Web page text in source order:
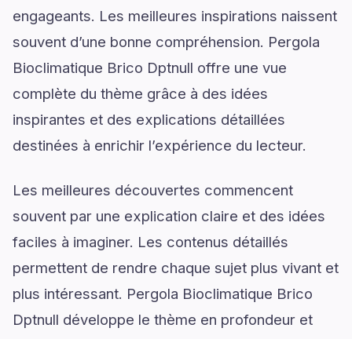
engageants. Les meilleures inspirations naissent
souvent d’une bonne compréhension. Pergola
Bioclimatique Brico Dptnull offre une vue
complète du thème grâce à des idées
inspirantes et des explications détaillées
destinées à enrichir l’expérience du lecteur.
Les meilleures découvertes commencent
souvent par une explication claire et des idées
faciles à imaginer. Les contenus détaillés
permettent de rendre chaque sujet plus vivant et
plus intéressant. Pergola Bioclimatique Brico
Dptnull développe le thème en profondeur et